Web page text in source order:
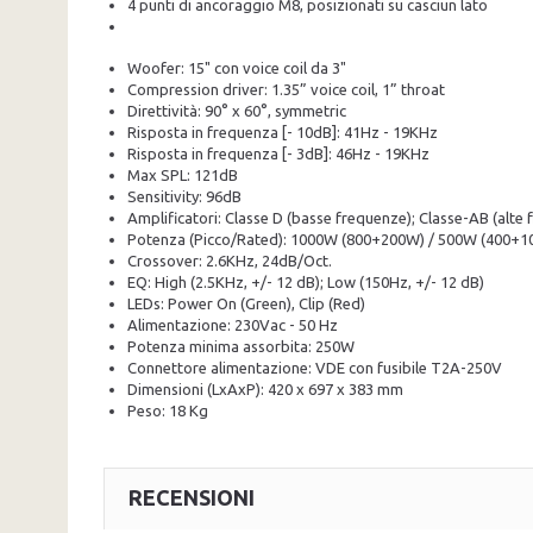
4 punti di ancoraggio M8, posizionati su casciun lato
Woofer: 15" con voice coil da 3"
Compression driver: 1.35” voice coil, 1” throat
Direttività: 90° x 60°, symmetric
Risposta in frequenza [- 10dB]: 41Hz - 19KHz
Risposta in frequenza [- 3dB]: 46Hz - 19KHz
Max SPL: 121dB
Sensitivity: 96dB
Amplificatori: Classe D (basse frequenze); Classe-AB (alte
Potenza (Picco/Rated): 1000W (800+200W) / 500W
Crossover: 2.6KHz, 24dB/Oct.
EQ: High (2.5KHz, +/- 12 dB); Low (150Hz, +/- 12 dB)
LEDs: Power On (Green), Clip (Red)
Alimentazione: 230Vac - 50 Hz
Potenza minima assorbita: 250W
Connettore alimentazione: VDE con fusibile T2A-250V
Dimensioni (LxAxP): 420 x 697 x 383 mm
Peso: 18 Kg
RECENSIONI